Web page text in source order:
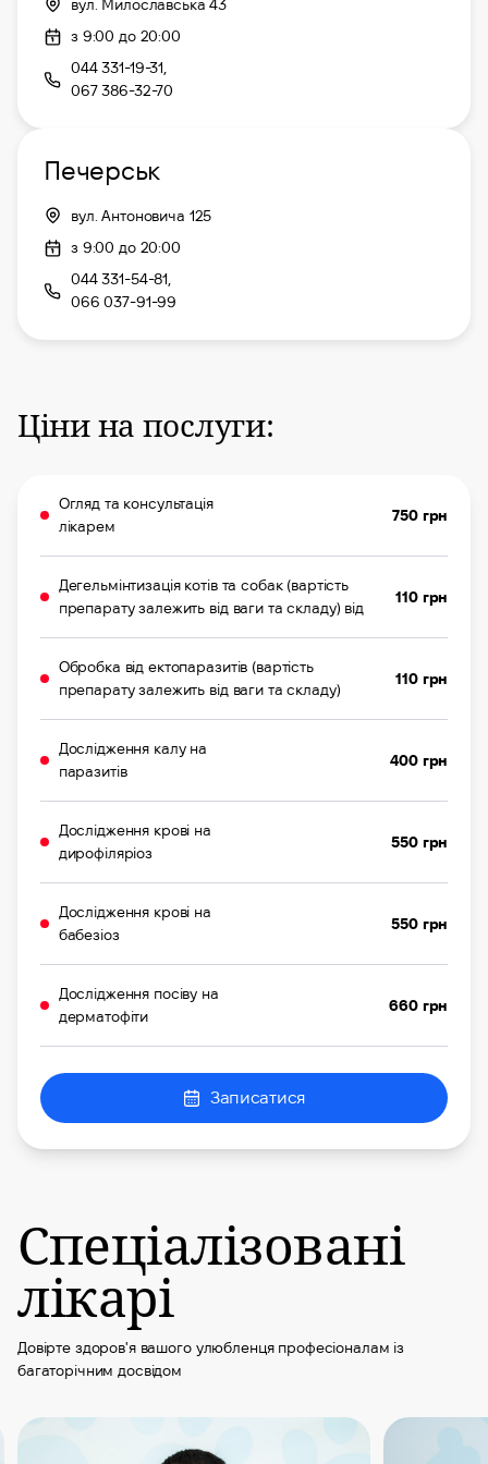
вул. Милославська 43
з 9:00 до 20:00
044 331-19-31,
067 386-32-70
Печерськ
вул. Антоновича 125
з 9:00 до 20:00
044 331-54-81,
066 037-91-99
Ціни на послуги:
Огляд та консультація
лікарем
750 грн
Дегельмінтизація котів та собак (вартість
препарату залежить від ваги та складу) від
110 грн
Обробка від ектопаразитів (вартість
препарату залежить від ваги та складу)
110 грн
Дослідження калу на
паразитів
400 грн
Дослідження крові на
дирофіляріоз
550 грн
Дослідження крові на
бабезіоз
550 грн
Дослідження посіву на
дерматофіти
660 грн
Записатися
Спеціалізовані
лікарі
Довірте здоров'я вашого улюбленця професіоналам із
багаторічним досвідом